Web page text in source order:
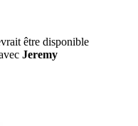
être disponible
Jeremy